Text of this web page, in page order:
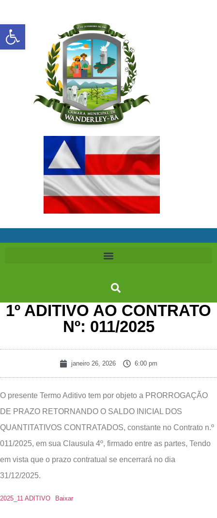
1º ADITIVO AO CONTRATO
Nº: 011/2025
janeiro 26, 2026 6:00 pm
O presente Termo Aditivo tem por objeto a PRORROGAÇÃO
DE PRAZO RETORNANDO O SALDO INICIAL DOS
QUANTITATIVOS CONTRATADOS, constante no Contrato n.º
011/2025, em sua Clausula 4º, firmado entre as partes, Tendo
em vista que o prazo contratual se encerrará no dia
31/12/2025.
2025_11 ADITIVO Baixar
Abrir a barra de ferramentas